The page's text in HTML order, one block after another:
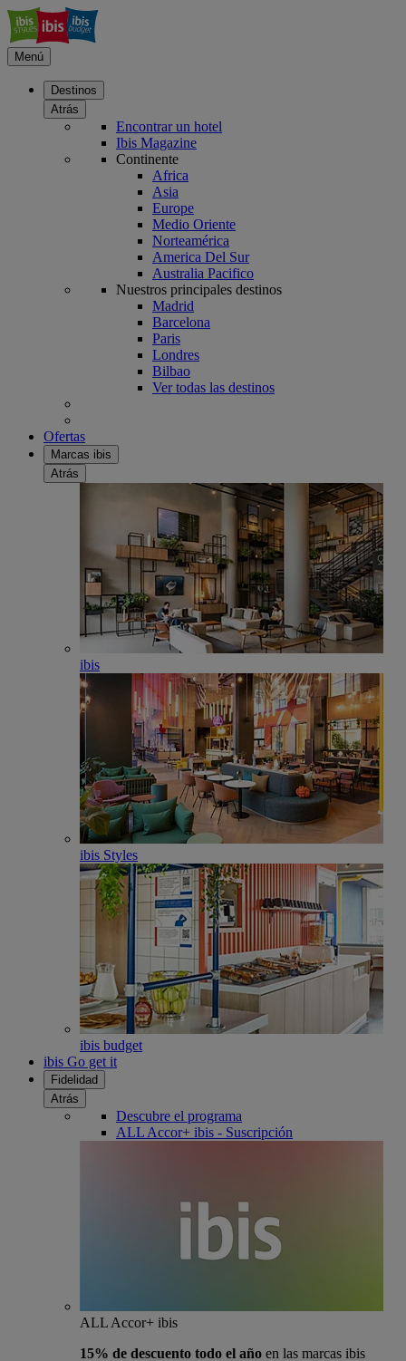
Menú
Destinos
Atrás
Encontrar un hotel
Ibis Magazine
Continente
Africa
Asia
Europe
Medio Oriente
Norteamérica
America Del Sur
Australia Pacifico
Nuestros principales destinos
Madrid
Barcelona
Paris
Londres
Bilbao
Ver todas las destinos
Ofertas
Marcas ibis
Atrás
ibis
ibis Styles
ibis budget
ibis Go get it
Fidelidad
Atrás
Descubre el programa
ALL Accor+ ibis - Suscripción
ALL Accor+ ibis
15% de descuento todo el año en las marcas ibis